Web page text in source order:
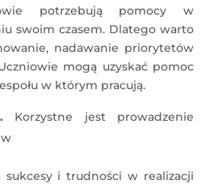
potrzebują pomocy w
swoim czasem. Dlatego warto
nadawanie priorytetów
mogą uzyskać pomoc
w którym pracują.
Korzystne jest prowadzenie
sukcesy i trudności w realizacji